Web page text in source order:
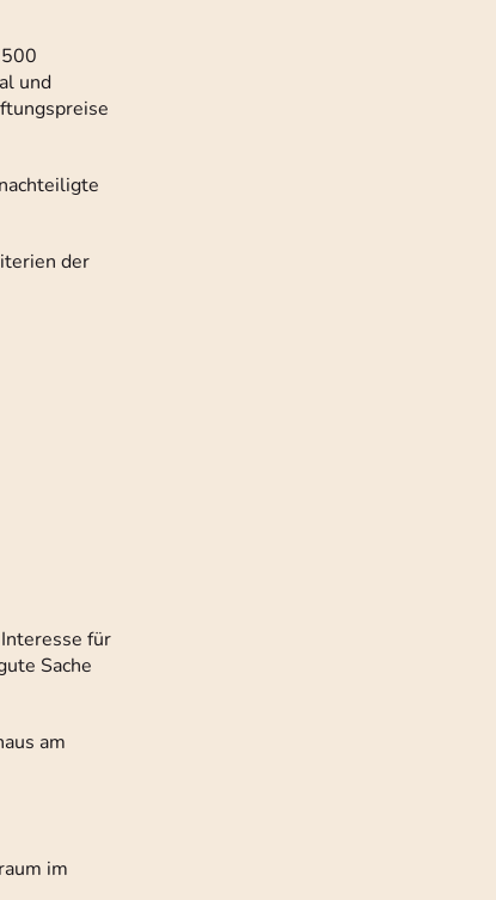
und
der
für
Sache
am
im